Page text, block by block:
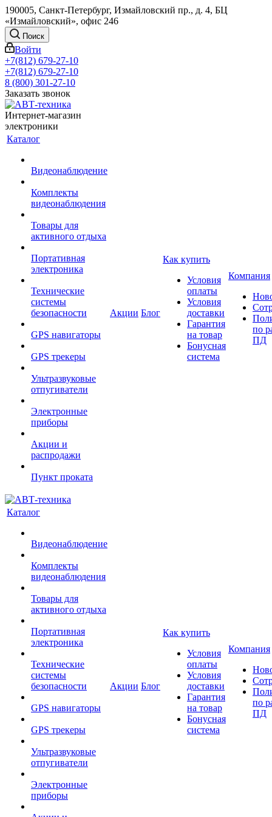
190005, Санкт-Петербург, Измайловский пр., д. 4, БЦ
«Измайловский», офис 246
Поиск
Войти
+7(812) 679-27-10
+7(812) 679-27-10
8 (800) 301-27-10
Заказать звонок
Интернет-магазин
электроники
Каталог
Видеонаблюдение
Комплекты
видеонаблюдения
Товары для
активного отдыха
Портативная
электроника
Технические
системы
безопасности
GPS навигаторы
GPS трекеры
Ультразвуковые
отпугиватели
Электронные
приборы
Акции и
распродажи
Пункт проката
Акции Блог
Как купить
Условия
оплаты
Условия
доставки
Гарантия
на товар
Бонусная
система
Компания
по
ПД
Каталог
Видеонаблюдение
Комплекты
видеонаблюдения
Товары для
активного отдыха
Портативная
электроника
Технические
системы
безопасности
GPS навигаторы
GPS трекеры
Ультразвуковые
отпугиватели
Электронные
приборы
Акции Блог
Как купить
Условия
оплаты
Условия
доставки
Гарантия
на товар
Бонусная
система
Компания
по
ПД